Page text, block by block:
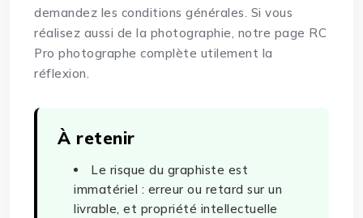
demandez les conditions générales. Si vous
réalisez aussi de la photographie, notre page RC
Pro photographe complète utilement la
réflexion.
À retenir
Le risque du graphiste est
immatériel : erreur ou retard sur un
livrable, et propriété intellectuelle